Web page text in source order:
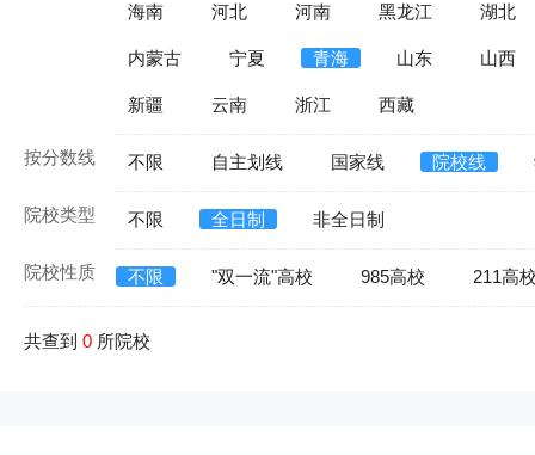
海南 河北 河南 黑龙江 湖北
内蒙古 宁夏 青海 山东 山西
新疆 云南 浙江 西藏
按分数线 不限 自主划线 国家线 院校线
院校类型 不限 全日制 非全日制
院校性质 不限 "双一流"高校 985高校 211高
共查到 0 所院校